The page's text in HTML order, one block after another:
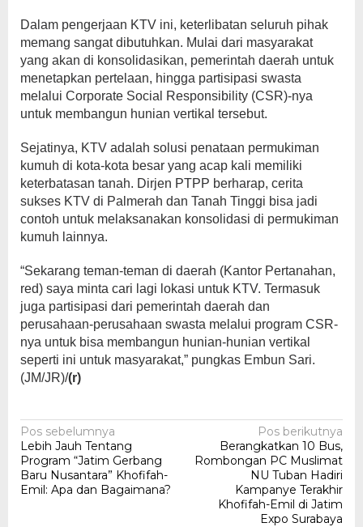
Dalam pengerjaan KTV ini, keterlibatan seluruh pihak
memang sangat dibutuhkan. Mulai dari masyarakat
yang akan di konsolidasikan, pemerintah daerah untuk
menetapkan pertelaan, hingga partisipasi swasta
melalui Corporate Social Responsibility (CSR)-nya
untuk membangun hunian vertikal tersebut.
Sejatinya, KTV adalah solusi penataan permukiman
kumuh di kota-kota besar yang acap kali memiliki
keterbatasan tanah. Dirjen PTPP berharap, cerita
sukses KTV di Palmerah dan Tanah Tinggi bisa jadi
contoh untuk melaksanakan konsolidasi di permukiman
kumuh lainnya.
“Sekarang teman-teman di daerah (Kantor Pertanahan,
red) saya minta cari lagi lokasi untuk KTV. Termasuk
juga partisipasi dari pemerintah daerah dan
perusahaan-perusahaan swasta melalui program CSR-
nya untuk bisa membangun hunian-hunian vertikal
seperti ini untuk masyarakat,” pungkas Embun Sari.
(JM/JR)/(r)
Navigasi
pos
Pos sebelumnya
Lebih Jauh Tentang
Program “Jatim Gerbang
Baru Nusantara” Khofifah-
Emil: Apa dan Bagaimana?
Pos berikutnya
Berangkatkan 10 Bus,
Rombongan PC Muslimat
NU Tuban Hadiri
Kampanye Terakhir
Khofifah-Emil di Jatim
Expo Surabaya